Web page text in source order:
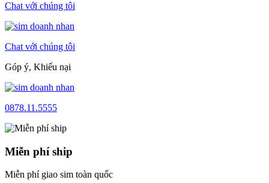
Chat với chúng tôi
Chat với chúng tôi
Góp ý, Khiếu nại
0878.11.5555
Miễn phí ship
Miễn phí giao sim toàn quốc